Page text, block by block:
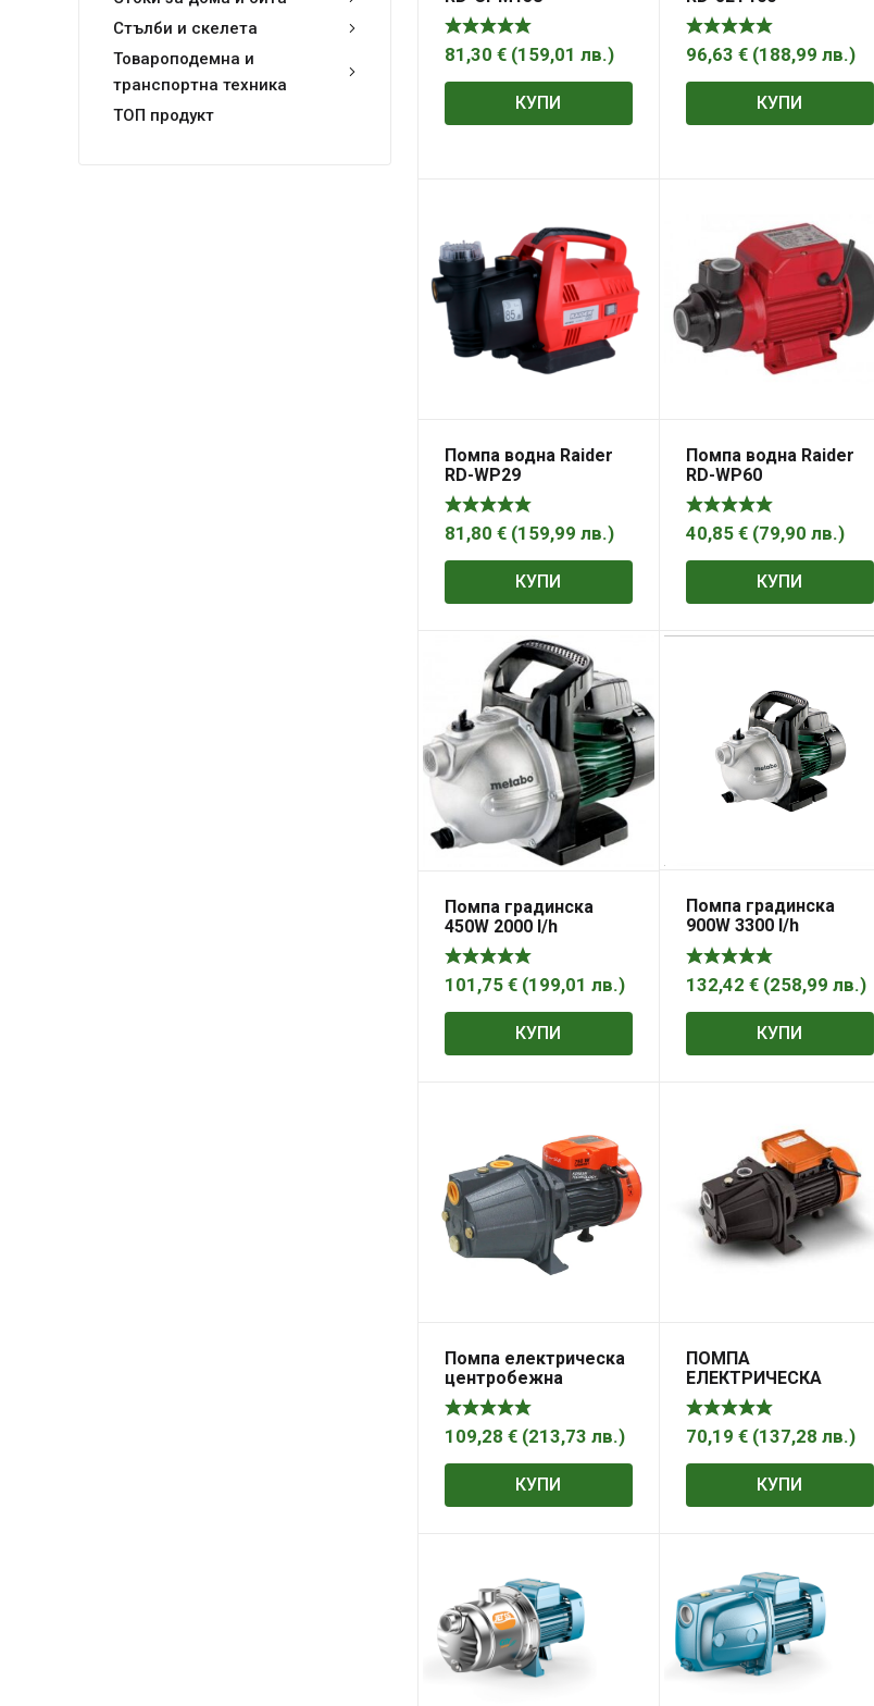
Стълби и скелета
Товароподемна и
транспортна техника
ТОП продукт
81,30 € (159,01 лв.)
КУПИ
96,63 € (188,99 лв.)
КУПИ
Помпа водна Raider
RD-WP29
81,80 € (159,99 лв.)
КУПИ
Помпа водна Raider
RD-WP60
40,85 € (79,90 лв.)
КУПИ
Помпа градинска
450W 2000 l/h
METABO P 2000 G
101,75 € (199,01 лв.)
КУПИ
Помпа градинска
900W 3300 l/h
METABO P 3300 G
132,42 € (258,99 лв.)
КУПИ
Помпа електрическа
центробежна
многостъпална 750W,
3180 l/h, 8 m
109,28 € (213,73 лв.)
КУПИ
ПОМПА
ЕЛЕКТРИЧЕСКА
ЦЕНТРОБЕЖНА
МНОГОСТЪПАЛНА
DAEWOO DAEJET100S
70,19 € (137,28 лв.)
КУПИ